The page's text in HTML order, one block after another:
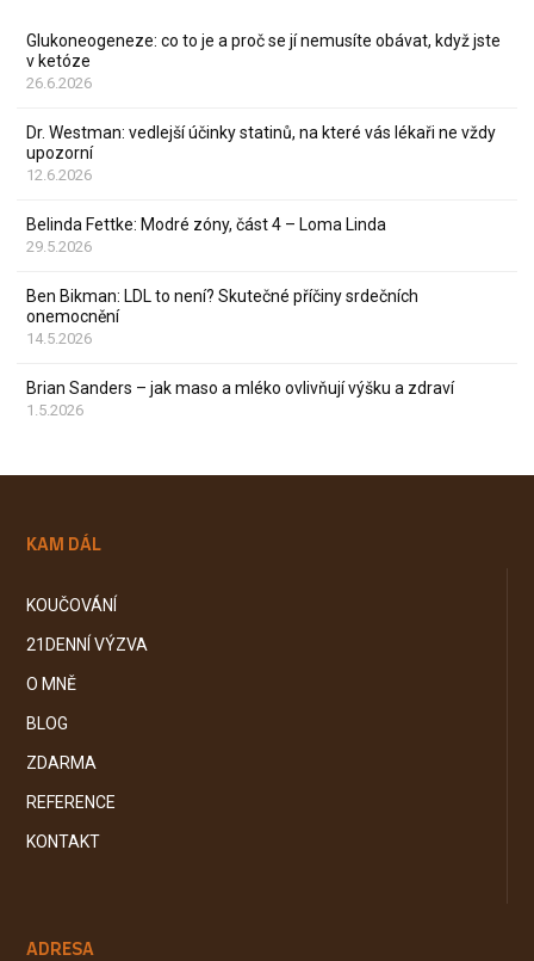
Glukoneogeneze: co to je a proč se jí nemusíte obávat, když jste
v ketóze
26.6.2026
Dr. Westman: vedlejší účinky statinů, na které vás lékaři ne vždy
upozorní
12.6.2026
Belinda Fettke: Modré zóny, část 4 – Loma Linda
29.5.2026
Ben Bikman: LDL to není? Skutečné příčiny srdečních
onemocnění
14.5.2026
Brian Sanders – jak maso a mléko ovlivňují výšku a zdraví
1.5.2026
KAM DÁL
KOUČOVÁNÍ
21DENNÍ VÝZVA
O MNĚ
BLOG
ZDARMA
REFERENCE
KONTAKT
ADRESA